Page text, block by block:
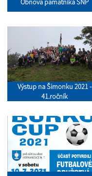
Obnova pamätníka SNP
Výstup na Šimonku 2021 -
41.ročník